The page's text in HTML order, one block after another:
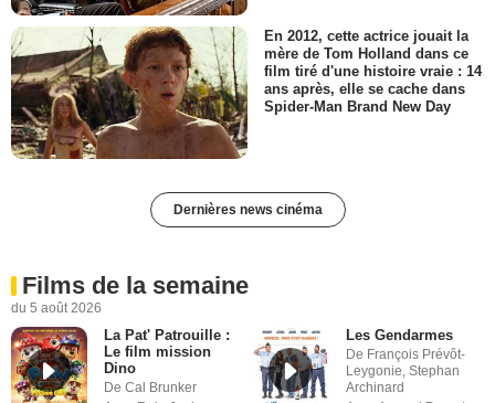
En 2012, cette actrice jouait la
mère de Tom Holland dans ce
film tiré d'une histoire vraie : 14
ans après, elle se cache dans
Spider-Man Brand New Day
Dernières news cinéma
Films de la semaine
du 5 août 2026
La Pat' Patrouille :
Le film mission
Dino
De Cal Brunker
Les Gendarmes
De François Prévôt-
Leygonie, Stephan
Archinard